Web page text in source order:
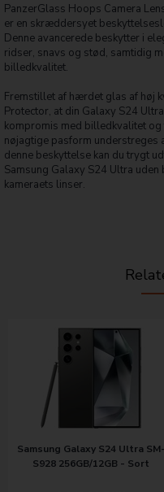
PanzerGlass Hoops Camera
er en skræddersyet
Denne avancerede beskytter i
ridser, snavs og stød, samtidig
billedkvalitet.
Fremstillet af hærdet glas af høj
Protector, at din Galaxy S24
kompromis med billedkvalitet
nøjagtige pasform understreges
denne beskyttelse kan du trygt
Samsung Galaxy S24 Ultra
kameraets linser.
Samsung Galaxy S24 Ultra SM-
S928 256GB/12GB - Sort